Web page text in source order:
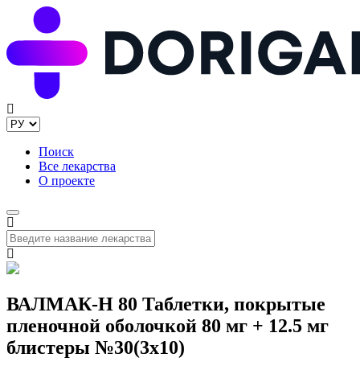
Поиск
Все лекарства
О проекте
ВАЛМАК-Н 80 Таблетки, покрытые
пленочной оболочкой 80 мг + 12.5 мг
блистеры №30(3x10)